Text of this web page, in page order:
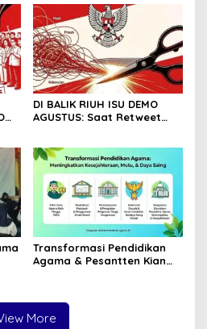
DI BALIK RIUH ISU DEMO
AGUSTUS: Saat Retweet
Transformasi Pendidikan
Agama & Pesantten Kian
More